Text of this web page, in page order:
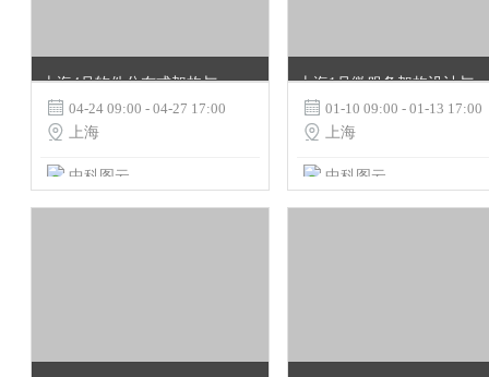
上海4月软件分布式架构与微服务架构设计最佳实践
 04-24 09:00 - 04-27 17:00
 上海
中科图云
上海1月微服务架构设计与实战高级培训班
 01-10 09:00 - 01-13 17:00
 上海
中科图云